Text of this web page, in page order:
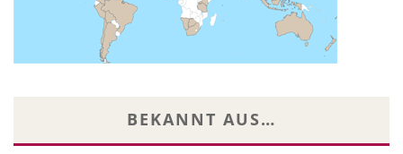
BEKANNT AUS…